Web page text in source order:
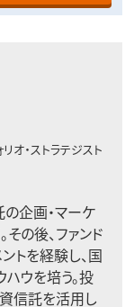
オ・ストラテジスト
企画・マーケ
の後、ファンド
トを経験し、国
ウを培う。投
信託を活用し